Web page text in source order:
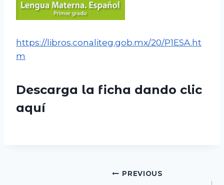
https://libros.conaliteg.gob.mx/20/P1ESA.ht
m
Descarga la ficha dando clic
aquí
PREVIOUS